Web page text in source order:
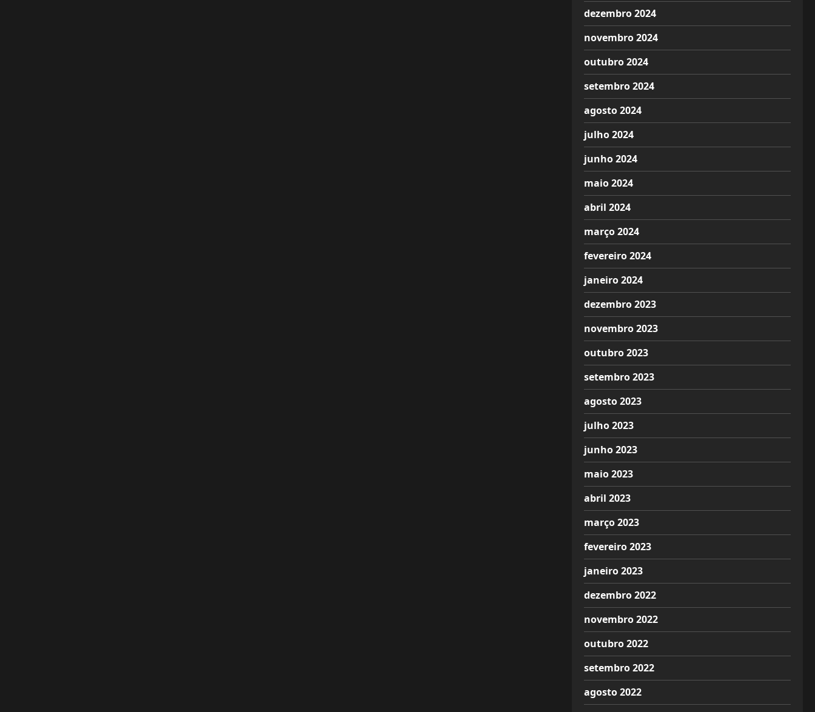
dezembro 2024
novembro 2024
outubro 2024
setembro 2024
agosto 2024
julho 2024
junho 2024
maio 2024
abril 2024
março 2024
fevereiro 2024
janeiro 2024
dezembro 2023
novembro 2023
outubro 2023
setembro 2023
agosto 2023
julho 2023
junho 2023
maio 2023
abril 2023
março 2023
fevereiro 2023
janeiro 2023
dezembro 2022
novembro 2022
outubro 2022
setembro 2022
agosto 2022